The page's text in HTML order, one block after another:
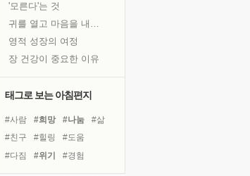
'모른다'는 것
귀를 열고 마음을 내어주고
영적 성장의 여정
장 건강이 중요한 이유
흙이 된 몸으로 출근하는 여자
태그로 보는 아침편지
#사람 #희망 #나눔
#삶
#친구
#힐링
#도움
#다짐
#위기
#경험